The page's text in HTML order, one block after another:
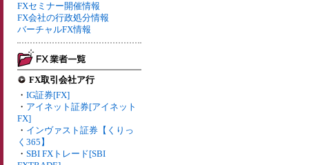
FXセミナー開催情報
FX会社の行政処分情報
バーチャルFX情報
FX取引会社ア行
・ IG証券[FX]
・ アイネット証券[アイネット
FX]
・ インヴァスト証券【くりっ
く365】
・ SBI FXトレード[SBI